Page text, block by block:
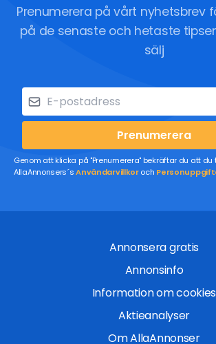
Prenumerera på vårt nyhetsbrev
på de senaste och hetaste
sälj
Prenumerera
Genom att klicka på "Prenumerera" bekräftar du att
AllaAnnonsers´sAnvändarvillkoroch
Annonsera gratis
Annonsinfo
Information om cookies
Aktieanalyser
Om AllaAnnonser